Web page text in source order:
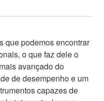
que podemos encontrar
o que faz dele o
avançado do
de desempenho e um
capazes de